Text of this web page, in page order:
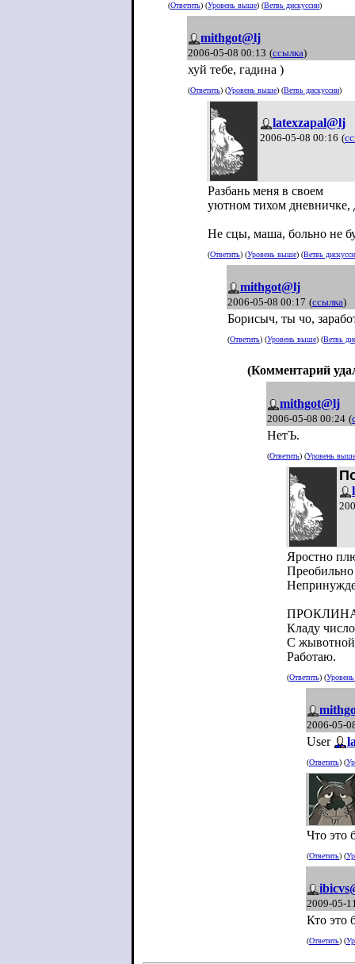
(Ответить) (Уровень выше) (Ветвь дискуссии)
mithgot@lj
2006-05-08 00:13 (ссылка)
хуй тебе, гадина )
(Ответить) (Уровень выше) (Ветвь дискуссии)
latexzapal@lj
2006-05-08 00:16 (
Разбань меня в своем
уютном тихом дневничке,
Не сцы, маша, больно не
(Ответить) (Уровень выше) (Ветвь
mithgot@lj
2006-05-08 00:17 (ссылка)
Борисыч, ты чо,
(Ответить) (Уровень выше) (Ветвь
(Комментарий
mithgot@lj
2006-05-08 00:24 (
НетЪ.
(Ответить) (Уровень выше
Яростно
Преобильно
Кладу
С
Работаю.
(Ответить) (
2006-05-
User
(Ответить) (
Что это
(Ответить) (
2009-05-
Кто это
(Ответить) (